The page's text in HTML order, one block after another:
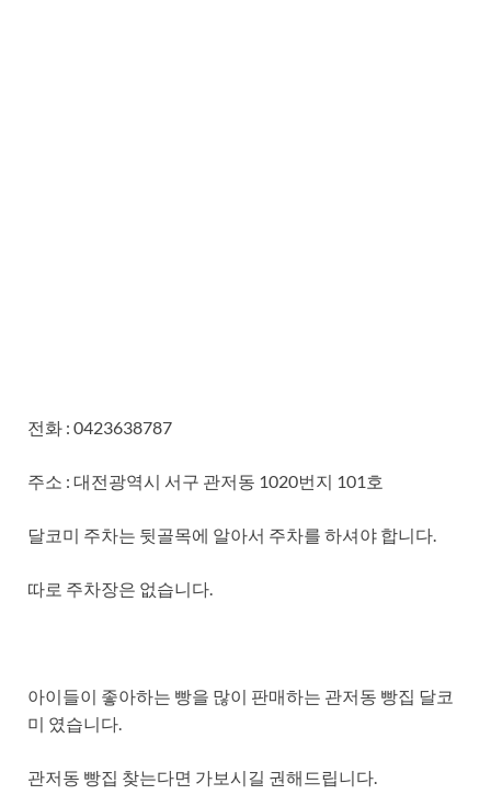
전화 : 0423638787
주소 : 대전광역시 서구 관저동 1020번지 101호
달코미 주차는 뒷골목에 알아서 주차를 하셔야 합니다.
따로 주차장은 없습니다.
아이들이 좋아하는 빵을 많이 판매하는 관저동 빵집 달코
미 였습니다.
관저동 빵집 찾는다면 가보시길 권해드립니다.